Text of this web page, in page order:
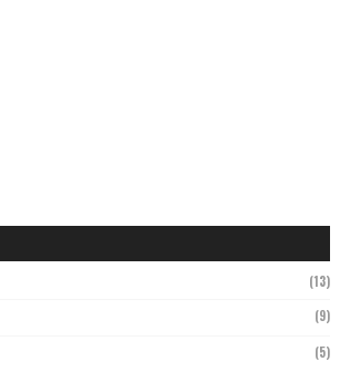
(13)
(9)
(5)